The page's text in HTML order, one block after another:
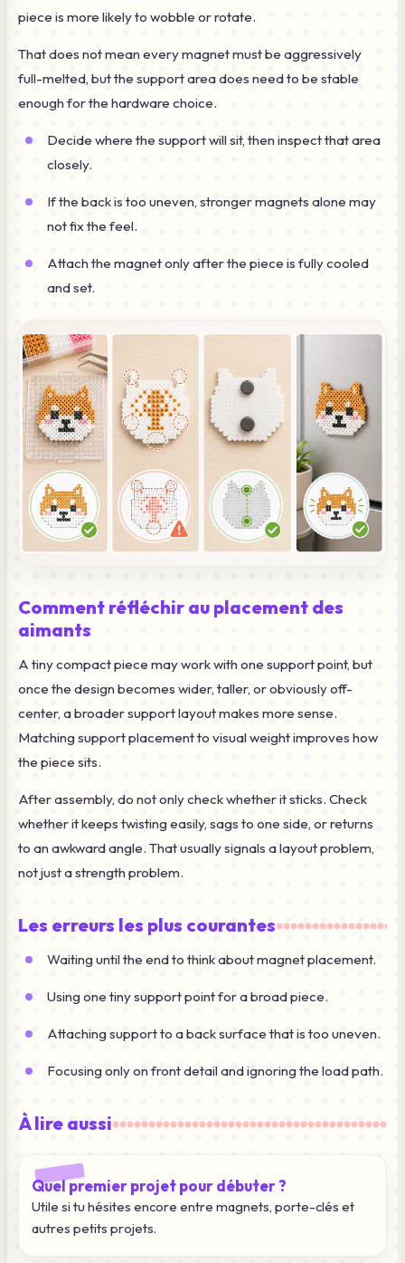
piece is more likely to wobble or rotate.
That does not mean every magnet must be aggressively
full-melted, but the support area does need to be stable
enough for the hardware choice.
Decide where the support will sit, then inspect that area
closely.
If the back is too uneven, stronger magnets alone may
not fix the feel.
Attach the magnet only after the piece is fully cooled
and set.
Comment réfléchir au placement des
aimants
A tiny compact piece may work with one support point, but
once the design becomes wider, taller, or obviously off-
center, a broader support layout makes more sense.
Matching support placement to visual weight improves how
the piece sits.
After assembly, do not only check whether it sticks. Check
whether it keeps twisting easily, sags to one side, or returns
to an awkward angle. That usually signals a layout problem,
not just a strength problem.
Les erreurs les plus courantes
Waiting until the end to think about magnet placement.
Using one tiny support point for a broad piece.
Attaching support to a back surface that is too uneven.
Focusing only on front detail and ignoring the load path.
À lire aussi
Quel premier projet pour débuter ?
Utile si tu hésites encore entre magnets, porte-clés et
autres petits projets.